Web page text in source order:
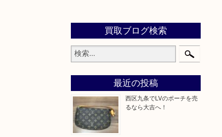
買取ブログ検索
最近の投稿
西区九条でLVのポーチを売
るなら大吉へ！